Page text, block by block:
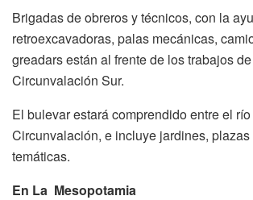
Brigadas de obreros y técnicos, con la
retroexcavadoras, palas mecánicas,
greadars están al frente de los trabajos
Circunvalación Sur.
El bulevar estará comprendido entre el
Circunvalación, e incluye jardines,
temáticas.
En La Mesopotamia